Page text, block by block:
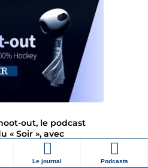
Le journal Podcasts